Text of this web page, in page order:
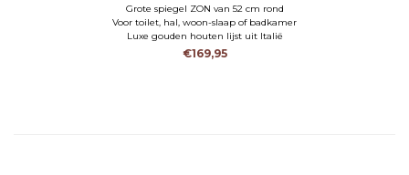
Grote spiegel ZON van 52 cm rond
Voor toilet, hal, woon-slaap of badkamer
Luxe gouden houten lijst uit Italië
€169,95